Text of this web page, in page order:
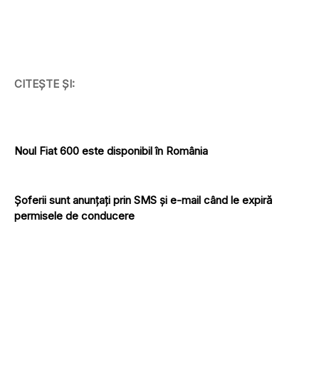
CITEȘTE ȘI:
Noul Fiat 600 este disponibil în România
Șoferii sunt anunțați prin SMS și e-mail când le expiră
permisele de conducere